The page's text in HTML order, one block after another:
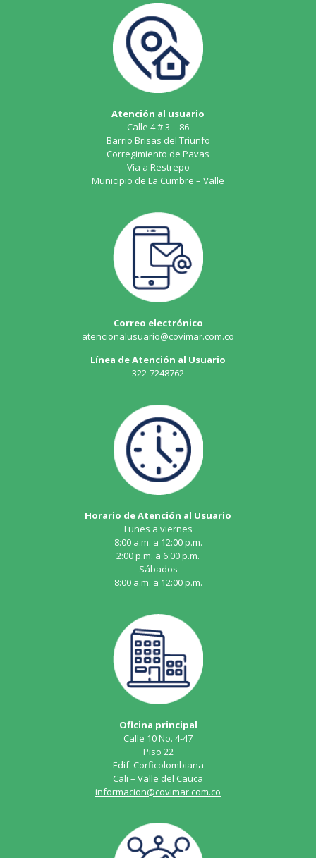
Atención al usuario
Calle 4 # 3 – 86
Barrio Brisas del Triunfo
Corregimiento de Pavas
Vía a Restrepo
Municipio de La Cumbre – Valle
Correo electrónico
atencionalusuario@covimar.com.co
Línea de Atención al Usuario
322-7248762
Horario de Atención al Usuario
Lunes a viernes
8:00 a.m. a 12:00 p.m.
2:00 p.m. a 6:00 p.m.
Sábados
8:00 a.m. a 12:00 p.m.
Oficina principal
Calle 10 No. 4-47
Piso 22
Edif. Corficolombiana
Cali – Valle del Cauca
informacion@covimar.com.co